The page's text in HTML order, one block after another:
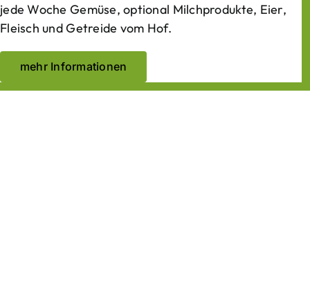
jede Woche Gemüse, optional Milchprodukte, Eier,
Fleisch und Getreide vom Hof.
mehr Informationen